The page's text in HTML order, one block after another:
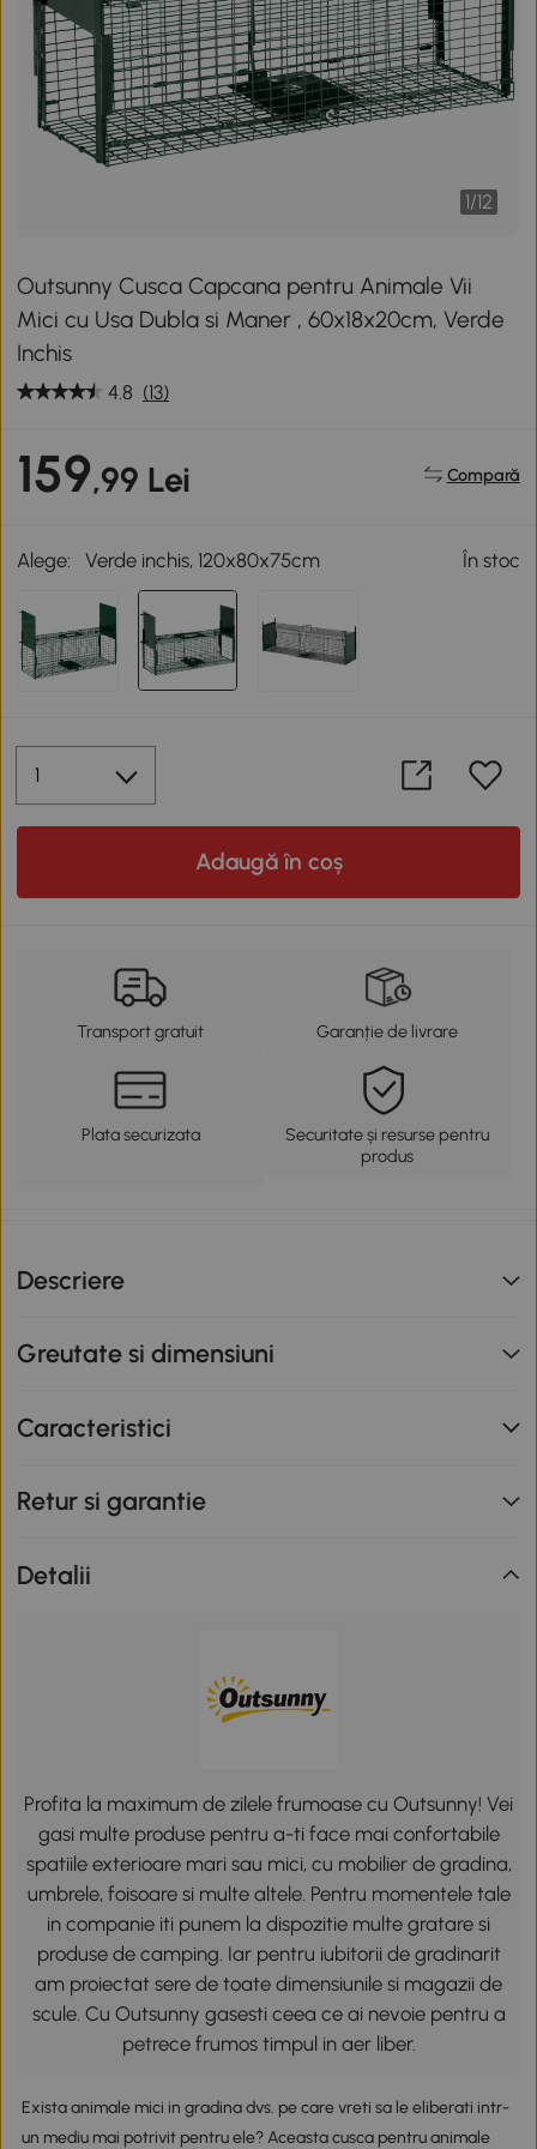
1/12
Outsunny Cusca Capcana pentru Animale Vii
Mici cu Usa Dubla si Maner , 60x18x20cm, Verde
Inchis
4.8 (13)
159,99 Lei Compară
Alege: Verde inchis, 120x80x75cm În stoc
Adaugă în coș
Transport gratuit Garanție de livrare
Plata securizata
Securitate și resurse pentru
produs
Descriere
Greutate si dimensiuni
Caracteristici
Retur si garantie
Detalii
Profita la maximum de zilele frumoase cu Outsunny! Vei
gasi multe produse pentru a-ti face mai confortabile
spatiile exterioare mari sau mici, cu mobilier de gradina,
umbrele, foisoare si multe altele. Pentru momentele tale
in companie iti punem la dispozitie multe gratare si
produse de camping. Iar pentru iubitorii de gradinarit
am proiectat sere de toate dimensiunile si magazii de
scule. Cu Outsunny gasesti ceea ce ai nevoie pentru a
petrece frumos timpul in aer liber.
Exista animale mici in gradina dvs. pe care vreti sa le eliberati intr-
un mediu mai potrivit pentru ele? Aceasta cusca pentru animale